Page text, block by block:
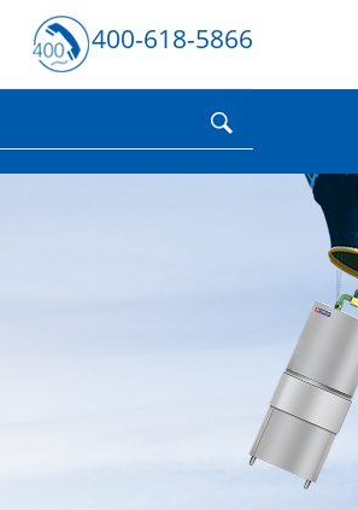
400-618-5866